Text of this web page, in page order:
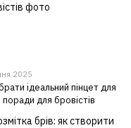
2025
ідеальний пінцет для
поради для бровістів